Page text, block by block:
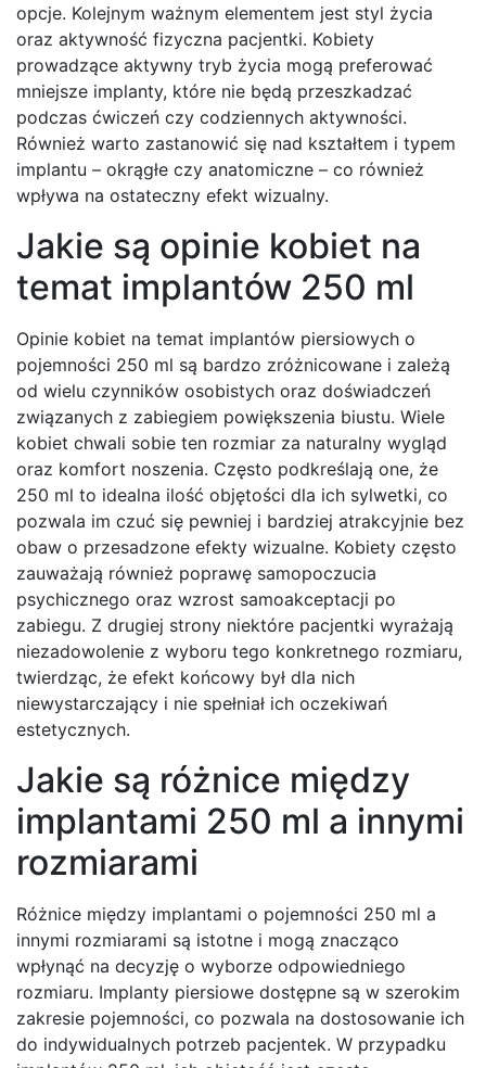
opcje. Kolejnym ważnym elementem jest styl życia
oraz aktywność fizyczna pacjentki. Kobiety
prowadzące aktywny tryb życia mogą preferować
mniejsze implanty, które nie będą przeszkadzać
podczas ćwiczeń czy codziennych aktywności.
Również warto zastanowić się nad kształtem i typem
implantu – okrągłe czy anatomiczne – co również
wpływa na ostateczny efekt wizualny.
Jakie są opinie kobiet na
temat implantów 250 ml
Opinie kobiet na temat implantów piersiowych o
pojemności 250 ml są bardzo zróżnicowane i zależą
od wielu czynników osobistych oraz doświadczeń
związanych z zabiegiem powiększenia biustu. Wiele
kobiet chwali sobie ten rozmiar za naturalny wygląd
oraz komfort noszenia. Często podkreślają one, że
250 ml to idealna ilość objętości dla ich sylwetki, co
pozwala im czuć się pewniej i bardziej atrakcyjnie bez
obaw o przesadzone efekty wizualne. Kobiety często
zauważają również poprawę samopoczucia
psychicznego oraz wzrost samoakceptacji po
zabiegu. Z drugiej strony niektóre pacjentki wyrażają
niezadowolenie z wyboru tego konkretnego rozmiaru,
twierdząc, że efekt końcowy był dla nich
niewystarczający i nie spełniał ich oczekiwań
estetycznych.
Jakie są różnice między
implantami 250 ml a innymi
rozmiarami
Różnice między implantami o pojemności 250 ml a
innymi rozmiarami są istotne i mogą znacząco
wpłynąć na decyzję o wyborze odpowiedniego
rozmiaru. Implanty piersiowe dostępne są w szerokim
zakresie pojemności, co pozwala na dostosowanie ich
do indywidualnych potrzeb pacjentek. W przypadku